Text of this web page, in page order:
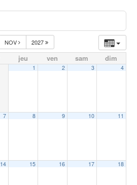
NOV 2027
jeu ven sam dim
1 2 3 4
7 8 9 10 11
14 15 16 17 18